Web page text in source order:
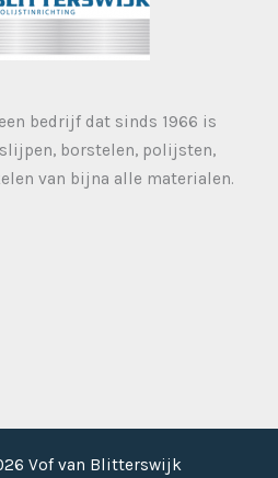
bedrijf dat sinds 1966 is
borstelen, polijsten,
van bijna alle materialen.
Vof van Blitterswijk